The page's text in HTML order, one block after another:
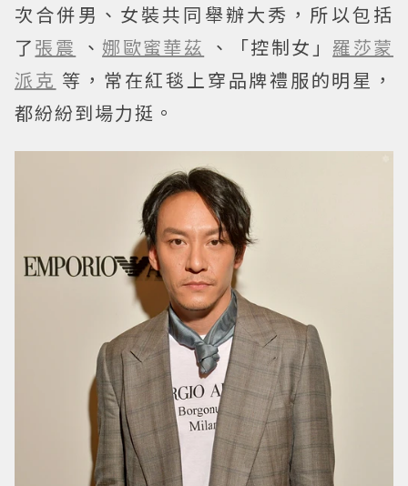
次合併男、女裝共同舉辦大秀，所以包括
了張震 、 娜歐蜜華茲 、「控制女」 羅莎蒙
派克 等，常在紅毯上穿品牌禮服的明星，
都紛紛到場力挺。